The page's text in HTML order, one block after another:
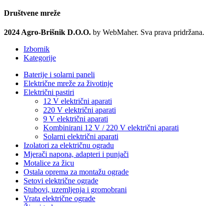
Društvene mreže
2024 Agro-Brišnik D.O.O. by WebMaher. Sva prava pridržana.
Izbornik
Kategorije
Baterije i solarni paneli
Električne mreže za životinje
Električni pastiri
12 V električni aparati
220 V električni aparati
9 V električni aparati
Kombinirani 12 V / 220 V električni aparati
Solarni električni aparati
Izolatori za električnu ogradu
Mjerači napona, adapteri i punjači
Motalice za žicu
Ostala oprema za montažu ograde
Setovi električne ograde
Stubovi, uzemljenja i gromobrani
Vrata električne ograde